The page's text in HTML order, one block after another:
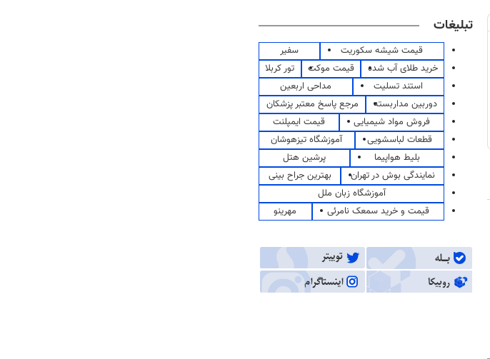
تبلیغات
قیمت شیشه سکوریت
سفیر
خرید طلای آب شده
قیمت موکت
تور کربلا
استند تسلیت
مداحی اربعین
دوربین مداربسته
مرجع پاسخ معتبر پزشکان
فروش مواد شیمیایی
قیمت ایمپلنت
قطعات لباسشویی
آموزشگاه تیزهوشان
بلیط هواپیما
پرشین هتل
نمایندگی بوش در تهران
بهترین جراح بینی
آموزشگاه زبان ملل
قیمت و خرید سمعک نامرئی
مهرینو